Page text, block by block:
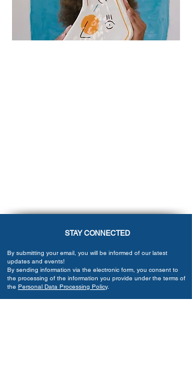
STAY CONNECTED
By submitting your email, you will be informed of our latest
updates and events!
By sending information via the electronic form, you consent to
the processing of the information you provide under the terms of
the Personal Data Processing Policy.